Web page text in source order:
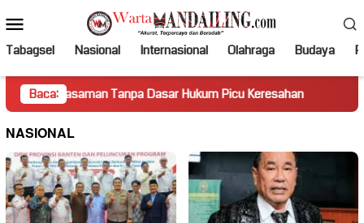
ke
kontenMobile
Tabagsel Nasional Internasional Olahraga Budaya
Baca:Tanpa Dasar Hukum Picu Keresahan Truk Miring
NASIONAL